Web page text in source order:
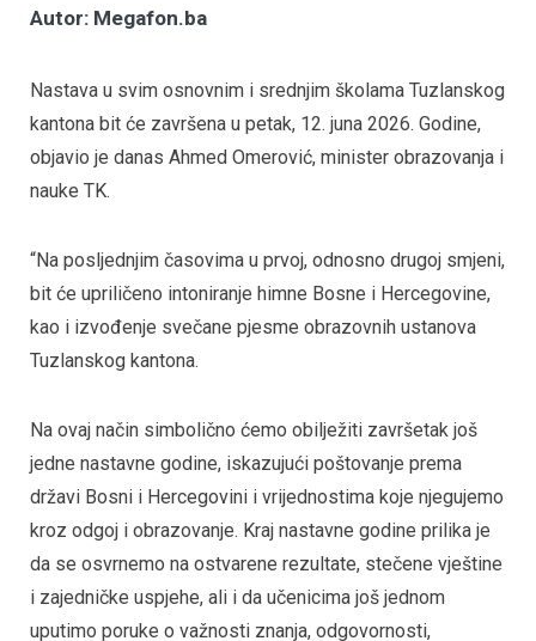
Autor: Megafon.ba
Nastava u svim osnovnim i srednjim školama Tuzlanskog
kantona bit će završena u petak, 12. juna 2026. Godine,
objavio je danas Ahmed Omerović, minister obrazovanja i
nauke TK.
“Na posljednjim časovima u prvoj, odnosno drugoj smjeni,
bit će upriličeno intoniranje himne Bosne i Hercegovine,
kao i izvođenje svečane pjesme obrazovnih ustanova
Tuzlanskog kantona.
Na ovaj način simbolično ćemo obilježiti završetak još
jedne nastavne godine, iskazujući poštovanje prema
državi Bosni i Hercegovini i vrijednostima koje njegujemo
kroz odgoj i obrazovanje. Kraj nastavne godine prilika je
da se osvrnemo na ostvarene rezultate, stečene vještine
i zajedničke uspjehe, ali i da učenicima još jednom
uputimo poruke o važnosti znanja, odgovornosti,